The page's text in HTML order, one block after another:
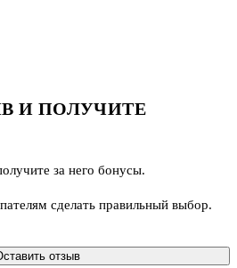
И ПОЛУЧИТЕ
за него бонусы.
сделать правильный выбор.
отзыв